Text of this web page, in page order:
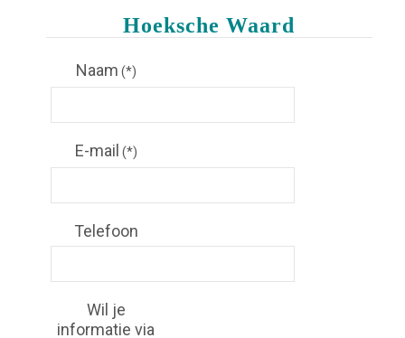
Hoeksche Waard
Naam (*)
E-mail (*)
Telefoon
Wil je
informatie via